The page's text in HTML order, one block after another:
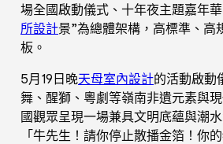
場全國啟動儀式、十年夜主題嘉年
所設計景”為總體架構，高標準、高
板。
5月19日晚天母室內設計的活動啟動
舞、醒獅、粵劇等嶺南非遺元素與
國觀眾呈現一場兼具文明底蘊與潮
「牛先生！請你停止散播金箔！你